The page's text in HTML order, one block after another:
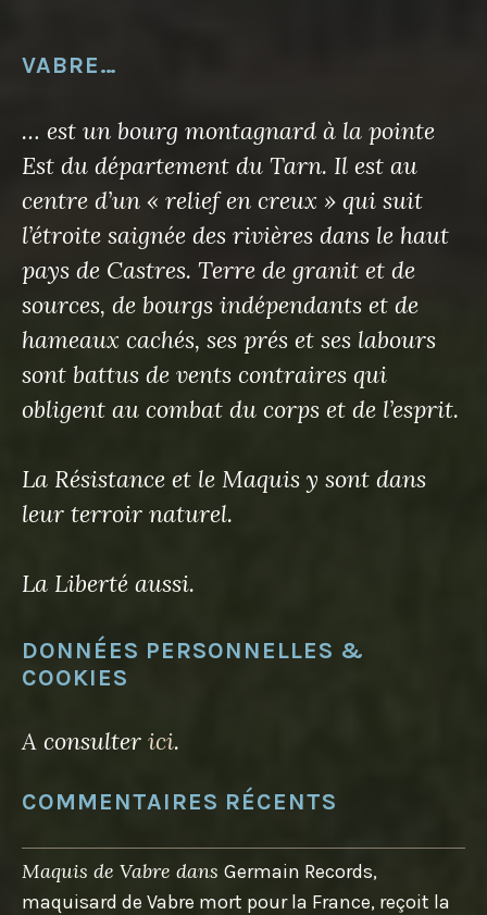
VABRE…
… est un bourg montagnard à la pointe
Est du département du Tarn. Il est au
centre d’un « relief en creux » qui suit
l’étroite saignée des rivières dans le haut
pays de Castres. Terre de granit et de
sources, de bourgs indépendants et de
hameaux cachés, ses prés et ses labours
sont battus de vents contraires qui
obligent au combat du corps et de l’esprit.
La Résistance et le Maquis y sont dans
leur terroir naturel.
La Liberté aussi.
DONNÉES PERSONNELLES &
COOKIES
A consulter ici.
COMMENTAIRES RÉCENTS
Maquis de Vabre dans Germain Records,
maquisard de Vabre mort pour la France, reçoit la